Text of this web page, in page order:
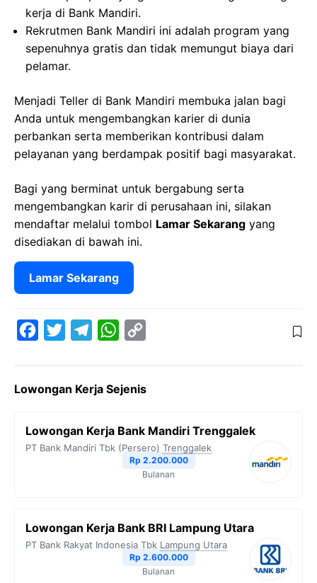
kerja di Bank Mandiri.
Rekrutmen Bank Mandiri ini adalah program yang
sepenuhnya gratis dan tidak memungut biaya dari
pelamar.
Menjadi Teller di Bank Mandiri membuka jalan bagi
Anda untuk mengembangkan karier di dunia
perbankan serta memberikan kontribusi dalam
pelayanan yang berdampak positif bagi masyarakat.
Bagi yang berminat untuk bergabung serta
mengembangkan karir di perusahaan ini, silakan
mendaftar melalui tombol Lamar Sekarang yang
disediakan di bawah ini.
Lamar Sekarang
e
o
t
e
e
r
W
t
A
y
n
k
Lowongan Kerja Sejenis
Lowongan Kerja Bank Mandiri Trenggalek
PT Bank Mandiri Tbk (Persero) Trenggalek
Rp 2.200.000
Bulanan
Lowongan Kerja Bank BRI Lampung Utara
PT Bank Rakyat Indonesia Tbk Lampung Utara
Rp 2.600.000
Bulanan